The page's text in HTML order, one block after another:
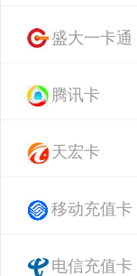
盛大一卡通
腾讯卡
天宏卡
移动充值卡
电信充值卡